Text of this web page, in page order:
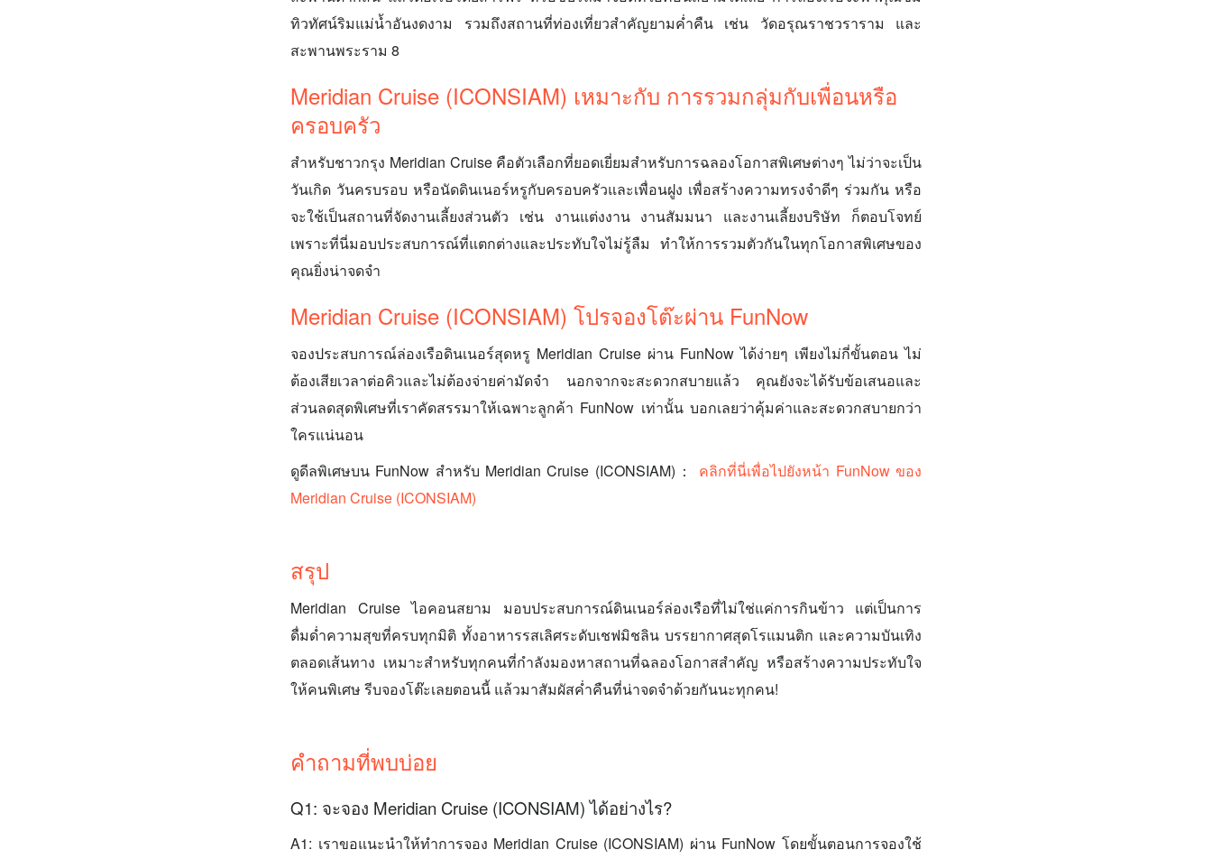
ทิวทัศน์ริมแม่น้ำอันงดงาม รวมถึงสถานที่ท่องเที่ยวสำคัญยามค่ำคืน เช่น วัดอรุณราชวราราม และ
สะพานพระราม 8
Meridian Cruise (ICONSIAM) เหมาะกับ การรวมกลุ่มกับเพื่อนหรือ
ครอบครัว
สำหรับชาวกรุง Meridian Cruise คือตัวเลือกที่ยอดเยี่ยมสำหรับการฉลองโอกาสพิเศษต่างๆ ไม่ว่าจะเป็น
วันเกิด วันครบรอบ หรือนัดดินเนอร์หรูกับครอบครัวและเพื่อนฝูง เพื่อสร้างความทรงจำดีๆ ร่วมกัน หรือ
จะใช้เป็นสถานที่จัดงานเลี้ยงส่วนตัว เช่น งานแต่งงาน งานสัมมนา และงานเลี้ยงบริษัท ก็ตอบโจทย์
เพราะที่นี่มอบประสบการณ์ที่แตกต่างและประทับใจไม่รู้ลืม ทำให้การรวมตัวกันในทุกโอกาสพิเศษของ
คุณยิ่งน่าจดจำ
Meridian Cruise (ICONSIAM) โปรจองโต๊ะผ่าน FunNow
จองประสบการณ์ล่องเรือดินเนอร์สุดหรู Meridian Cruise ผ่าน FunNow ได้ง่ายๆ เพียงไม่กี่ขั้นตอน ไม่
ต้องเสียเวลาต่อคิวและไม่ต้องจ่ายค่ามัดจำ นอกจากจะสะดวกสบายแล้ว คุณยังจะได้รับข้อเสนอและ
ส่วนลดสุดพิเศษที่เราคัดสรรมาให้เฉพาะลูกค้า FunNow เท่านั้น บอกเลยว่าคุ้มค่าและสะดวกสบายกว่า
ใครแน่นอน
ดูดีลพิเศษบน FunNow สำหรับ Meridian Cruise (ICONSIAM)： คลิกที่นี่เพื่อไปยังหน้า FunNow ของ
Meridian Cruise (ICONSIAM)
สรุป
Meridian Cruise ไอคอนสยาม มอบประสบการณ์ดินเนอร์ล่องเรือที่ไม่ใช่แค่การกินข้าว แต่เป็นการ
ดื่มด่ำความสุขที่ครบทุกมิติ ทั้งอาหารรสเลิศระดับเชฟมิชลิน บรรยากาศสุดโรแมนติก และความบันเทิง
ตลอดเส้นทาง เหมาะสำหรับทุกคนที่กำลังมองหาสถานที่ฉลองโอกาสสำคัญ หรือสร้างความประทับใจ
ให้คนพิเศษ รีบจองโต๊ะเลยตอนนี้ แล้วมาสัมผัสค่ำคืนที่น่าจดจำด้วยกันนะทุกคน!
คำถามที่พบบ่อย
Q1: จะจอง Meridian Cruise (ICONSIAM) ได้อย่างไร?
A1: เราขอแนะนำให้ทำการจอง Meridian Cruise (ICONSIAM) ผ่าน FunNow โดยขั้นตอนการจองใช้